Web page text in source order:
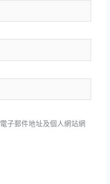
子郵件地址及個人網站網